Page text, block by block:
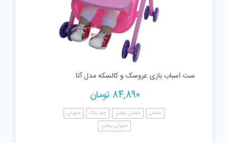
ست اسباب بازی عروسک و کالسکه مدل آتا
84,890 تومان
بنفش بنفش روشن چند رنگ
صورتی
صورتی روشن